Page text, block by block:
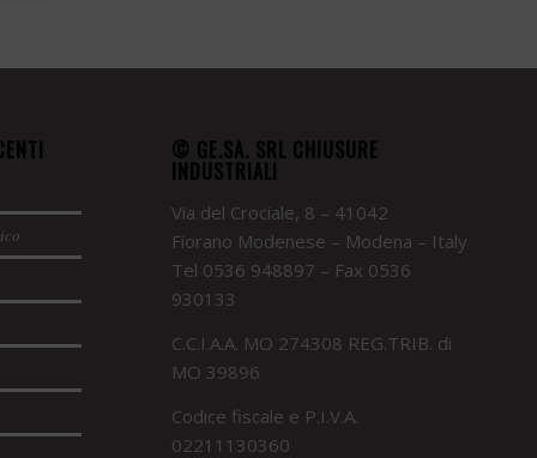
© GE.SA. SRL CHIUSURE
INDUSTRIALI
Via del Crociale, 8 – 41042
Fiorano Modenese – Modena – Italy
Tel 0536 948897 – Fax 0536
930133
C.C.I.A.A. MO 274308 REG.TRIB. di
MO 39896
Codice fiscale e P.I.V.A.
02211130360